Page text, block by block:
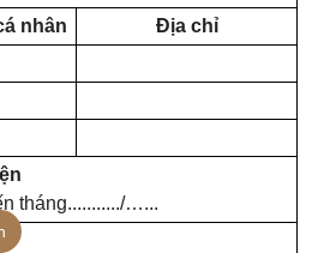
nhân
Địa chỉ
tháng.........../…...